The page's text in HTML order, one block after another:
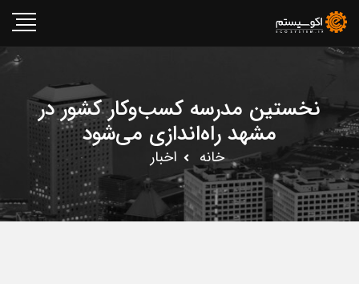
نخستین مدرسه کسب‌و‌کار کشور در
مشهد راه‌اندازی می‌شود
خانه اخبار